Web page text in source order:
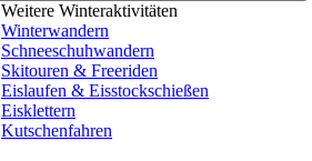
Weitere Winteraktivitäten
Winterwandern
Schneeschuhwandern
Skitouren & Freeriden
Eislaufen & Eisstockschießen
Eisklettern
Kutschenfahren